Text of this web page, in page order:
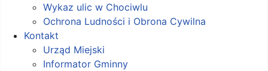
Wykaz ulic w Chociwlu
Ochrona Ludności i Obrona Cywilna
Kontakt
Urząd Miejski
Informator Gminny